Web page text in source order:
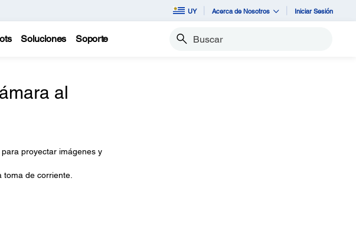
UY Acerca de Nosotros Iniciar Sesión
Soluciones Soporte Buscar
al
proyectar imágenes y
de corriente.